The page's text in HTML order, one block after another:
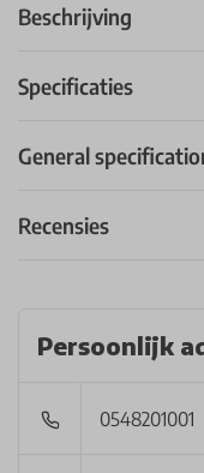
Beschrijving
Specificaties
General
Recensies
Persoonlijk
0548201001